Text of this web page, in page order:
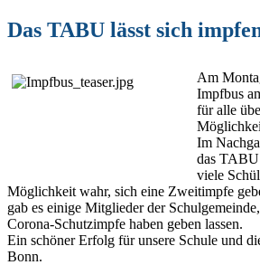
Das TABU lässt sich
Am
Impfbus
für alle
Im
das
viele
Möglichkeit wahr, sich eine Zweitimpfe
gab es einige Mitglieder der
Corona-Schutzimpfe haben geben lassen.
Ein schöner Erfolg für unsere Schule und
Bonn.